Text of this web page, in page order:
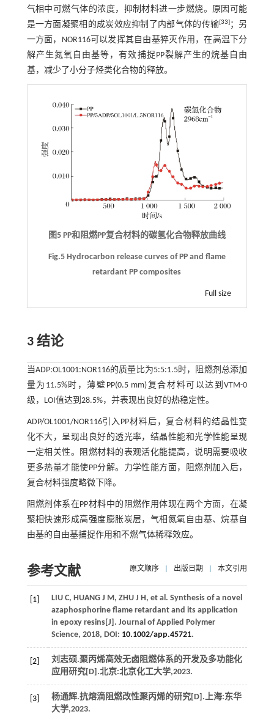
气相中可燃气体的浓度，抑制材料进一步燃烧。原因可能
是一方面凝聚相的成炭效应抑制了内部气体的传输[33] ；另
一方面，NOR116可以发挥其自由基猝灭作用，在高温下分
解产生氮氧自由基等，有效捕捉PP裂解产生的烷基自由
基，减少了小分子烃类化合物的释放。
图5 PP和阻燃PP复合材料的碳氢化合物释放曲线
Fig.5 Hydrocarbon release curves of PP and flame
retardant PP composites
Full size
3 结论
当ADP:OL1001:NOR116的质量比为5:5:1.5时，阻燃剂总添加
量为11.5%时，薄壁PP(0.5 mm)复合材料可以达到VTM-0
级，LOI值达到28.5%，并表现出良好的热稳定性。
ADP/OL1001/NOR116引入PP材料后，复合材料的结晶性变
化不大，呈现出良好的透光率，结晶性能和光学性能呈现
一定相关性。阻燃材料的表观活化能提高，说明需要吸收
更多热量才能使PP分解。力学性能方面，阻燃剂加入后，
复合材料强度略微下降。
阻燃剂体系在PP材料中的阻燃作用体现在两个方面，在凝
聚相快速形成高强度膨胀炭层，气相氮氧自由基、烷基自
由基的自由基捕捉作用和不燃气体稀释效应。
参考文献 原文顺序 出版日期 本文引用
[1] LIU C, HUANG J M, ZHU J H, et al. Synthesis of a novel
azaphosphorine flame retardant and its application
in epoxy resins[J]. Journal of Applied Polymer
Science, 2018, DOI: 10.1002/app.45721.
[2]
刘志硕.聚丙烯高效无卤阻燃体系的开发及多功能化
应用研究[D].北京:北京化工大学,2023.
[3]
杨通辉.抗熔滴阻燃改性聚丙烯的研究[D].上海:东华
大学,2023.